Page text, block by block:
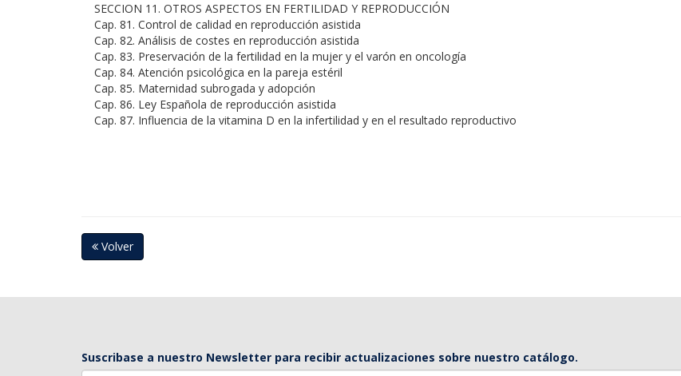
SECCION 11. OTROS ASPECTOS EN FERTILIDAD Y REPRODUCCIÓN
Cap. 81. Control de calidad en reproducción asistida
Cap. 82. Análisis de costes en reproducción asistida
Cap. 83. Preservación de la fertilidad en la mujer y el varón en oncología
Cap. 84. Atención psicológica en la pareja estéril
Cap. 85. Maternidad subrogada y adopción
Cap. 86. Ley Española de reproducción asistida
Cap. 87. Influencia de la vitamina D en la infertilidad y en el resultado reproductivo
Volver
Suscribase a nuestro Newsletter para recibir actualizaciones sobre nuestro catálogo.